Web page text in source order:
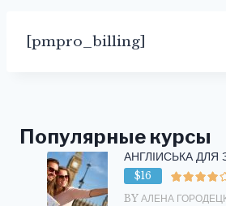
[pmpro_billing]
Популярные курсы
АНГЛІЙСЬКА ДЛЯ
$16
BY АЛЕНА